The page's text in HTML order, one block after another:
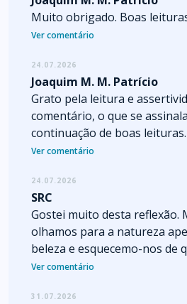
Muito obrigado. Boas
Ver comentário
24.07.2026
Joaquim M. M. Patrício
Grato pela leitura e
comentário, o que se
continuação de boas leituras.
Ver comentário
24.07.2026
SRC
Gostei muito desta reflexão.
olhamos para a natureza
beleza e esquecemo-nos de
Ver comentário
31.07.2026